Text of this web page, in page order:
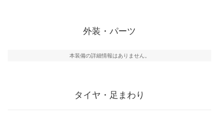
外装・パーツ
本装備の詳細情報はありません。
タイヤ・足まわり